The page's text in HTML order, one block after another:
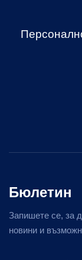
Бюлетин
Запишете се, за
новини и